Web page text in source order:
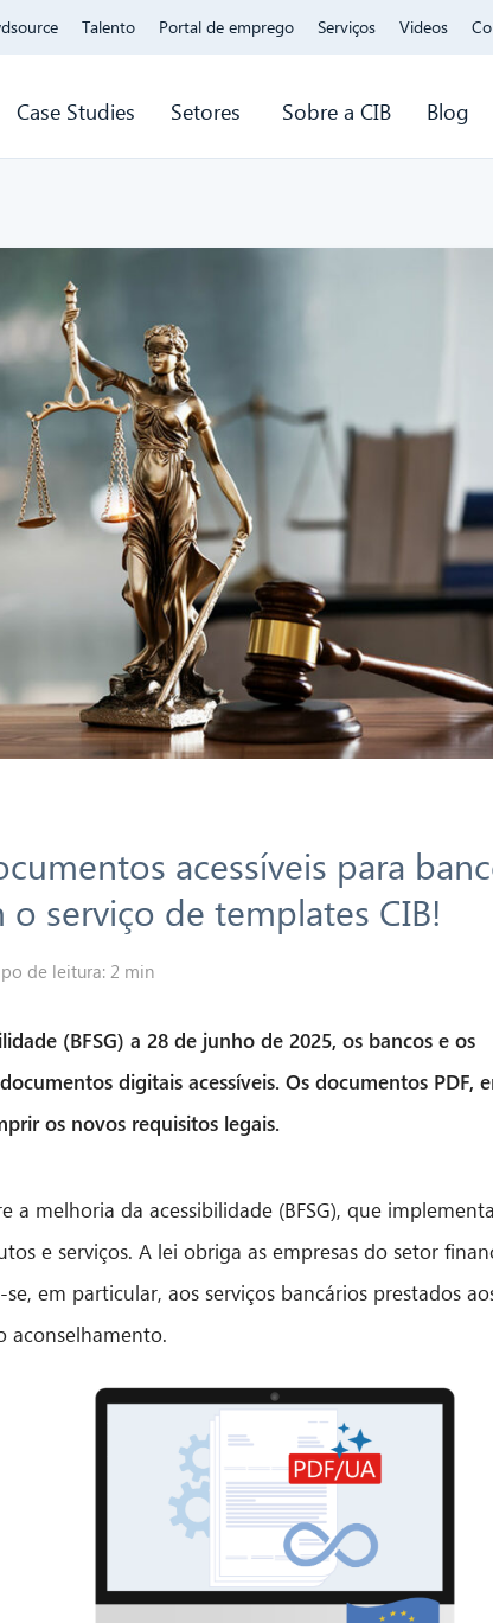
Talento Portal de emprego Serviços Videos
Case Studies Setores Sobre a CIB Blog
acessíveis para
serviço de templates CIB!
de leitura: 2 min
(BFSG) a 28 de junho de 2025, os bancos e os
digitais acessíveis. Os documentos PDF,
os novos requisitos legais.
melhoria da acessibilidade (BFSG), que
e serviços. A lei obriga as empresas do setor
em particular, aos serviços bancários prestados
aconselhamento.